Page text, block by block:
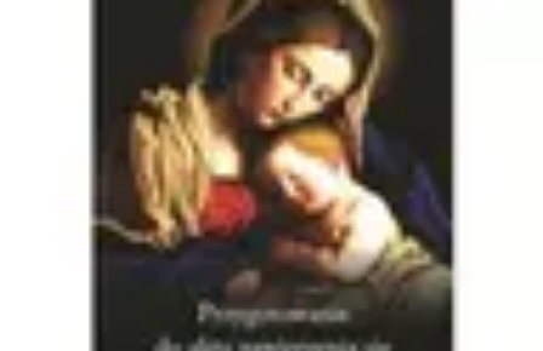
Trendy PoradnikiZakupy i promocje
Mega Promocje